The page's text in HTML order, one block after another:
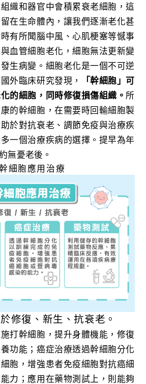
織和器官中會積累衰老細胞，這
在生命體內，讓我們逐漸老化甚
有所聞腦中風、心肌梗塞等憾事
血管細胞老化，細胞無法更新變
生病變。細胞老化是一個不可逆
外臨床研究發現，
「幹細胞」可
的細胞，同時修復損傷組織。 所
的幹細胞，在需要時回輸細胞製
於對抗衰老、調節免疫與治療疾
一個治療疾病的選擇。提早為年
無憂老後。
細胞應用治療
修復、新生、抗衰老。
打幹細胞，提升身體機能，修復
功能；癌症治療透過幹細胞分化
胞，增強患者免疫細胞對抗癌細
力；應用在藥物測試上，則能夠